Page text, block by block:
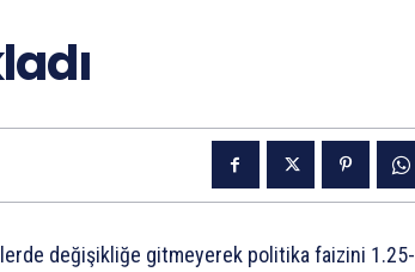
değişikliğe gitmeyerek politika faizini 1.25-